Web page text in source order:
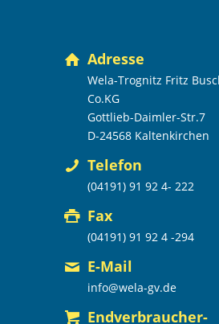
Adresse
Wela-Trognitz Fritz
Co.KG
Gottlieb-Daimler-Str.7
D-24568 Kaltenkirchen
Telefon
(04191) 91 92 4- 222
Fax
(04191) 91 92 4 -294
E-Mail
info@wela-gv.de
Endverbraucher-